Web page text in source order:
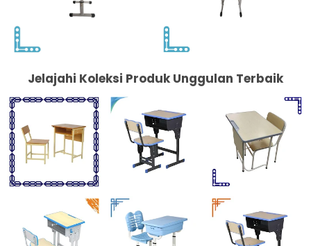
Jelajahi Koleksi Produk Unggulan Terbaik